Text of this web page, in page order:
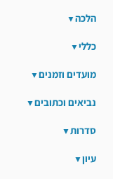
הלכה
כללי
מועדים וזמנים
נביאים וכתובים
סדרות
עיון